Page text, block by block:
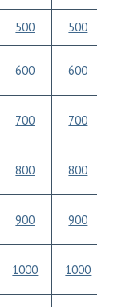
500
500
600 600
700 700
800 800
900 900
1000 1000